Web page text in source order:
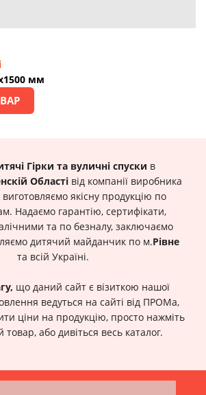
мм
Гірки та вуличні спуски в
Області від компанії виробника
якісну продукцію по
Надаємо гарантію, сертифікати,
та по безналу, заключаємо
дитячий майданчик по м.Рівне
та всій Україні.
що даний сайт є візиткою нашої
ведуться на сайті від ПРОМа,
ціни на продукцію, просто нажміть
товар, або дивіться весь каталог.